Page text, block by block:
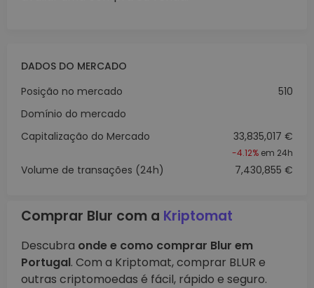
DADOS DO MERCADO
Posição no mercado
510
Domínio do mercado
Capitalização do Mercado
33,835,017 €
-4.12% em 24h
Volume de transações (24h) 7,430,855 €
Comprar Blur com a Kriptomat
Descubra onde e como comprar Blur em
Portugal. Com a Kriptomat, comprar BLUR e
outras criptomoedas é fácil, rápido e seguro.